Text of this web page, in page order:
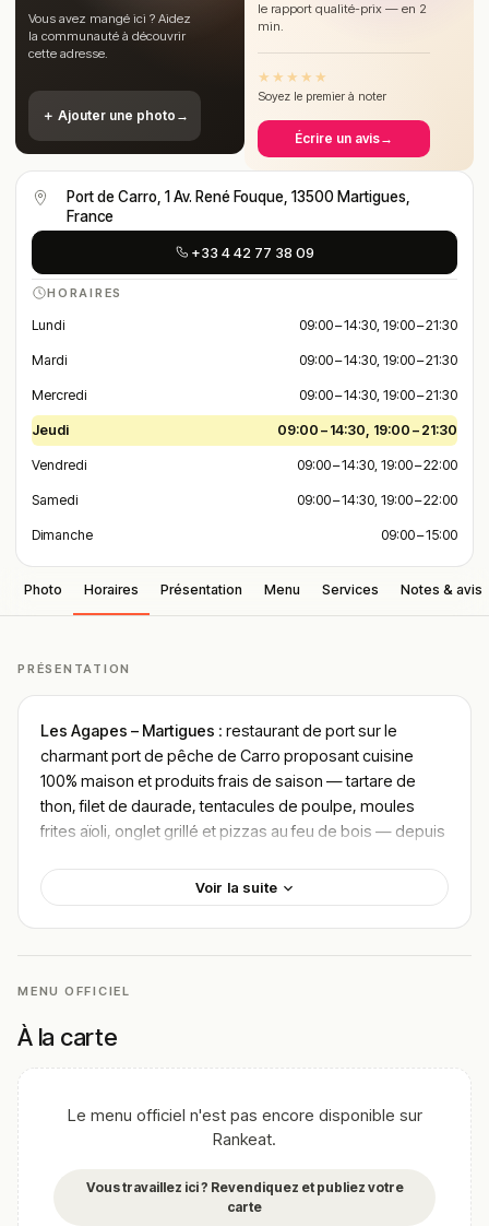
Vous avez mangé ici ? Aidez
la communauté à découvrir
cette adresse.
＋ Ajouter une photo →
le rapport qualité-prix — en 2
min.
★ ★ ★ ★ ★
Soyez le premier à noter
Écrire un avis→
Port de Carro, 1 Av. René Fouque, 13500 Martigues,
France
+33 4 42 77 38 09
HORAIRES
Lundi 09:00 – 14:30, 19:00 – 21:30
Mardi 09:00 – 14:30, 19:00 – 21:30
Mercredi 09:00 – 14:30, 19:00 – 21:30
Jeudi 09:00 – 14:30, 19:00 – 21:30
Vendredi 09:00 – 14:30, 19:00 – 22:00
Samedi 09:00 – 14:30, 19:00 – 22:00
Dimanche 09:00 – 15:00
Photo Horaires Présentation Menu Services Notes & avis
PRÉSENTATION
Les Agapes – Martigues : restaurant de port sur le
charmant port de pêche de Carro proposant cuisine
100% maison et produits frais de saison — tartare de
thon, filet de daurade, tentacules de poulpe, moules
frites aïoli, onglet grillé et pizzas au feu de bois — depuis
de la pêche locale et des producteurs locaux, limoncello
maison offert en digestif, situé àMartigues, Avenue René
Fouque au port de Carro dans les Bouches-du-Rhône,
avec un budget20–40€.
Les Agapes est installé au 1 Avenue René Fouque sur le
ouvert du lundi et du mercredi au samedi de 9h à 14h30
et de 18h à 22h30, le dimanche de 9h à 14h30, fermé le
accès PMR complet (entrée et toilettes), à emporter,
réservation disponible, groupes et événements
Voir la suite
MENU OFFICIEL
À la carte
Le menu officiel n'est pas encore disponible sur
Rankeat.
Vous travaillez ici ? Revendiquez et publiez votre
carte